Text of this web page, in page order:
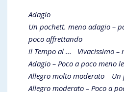
Adagio
Un pochett. meno adagio –
poco affrettando
il Tempo al ... Vivacissimo –
Adagio – Poco a poco meno
Allegro molto moderato –
Allegro moderato – Poco a